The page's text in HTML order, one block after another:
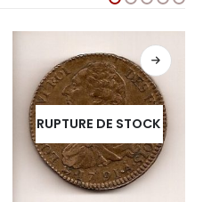
RUPTURE DE STOCK